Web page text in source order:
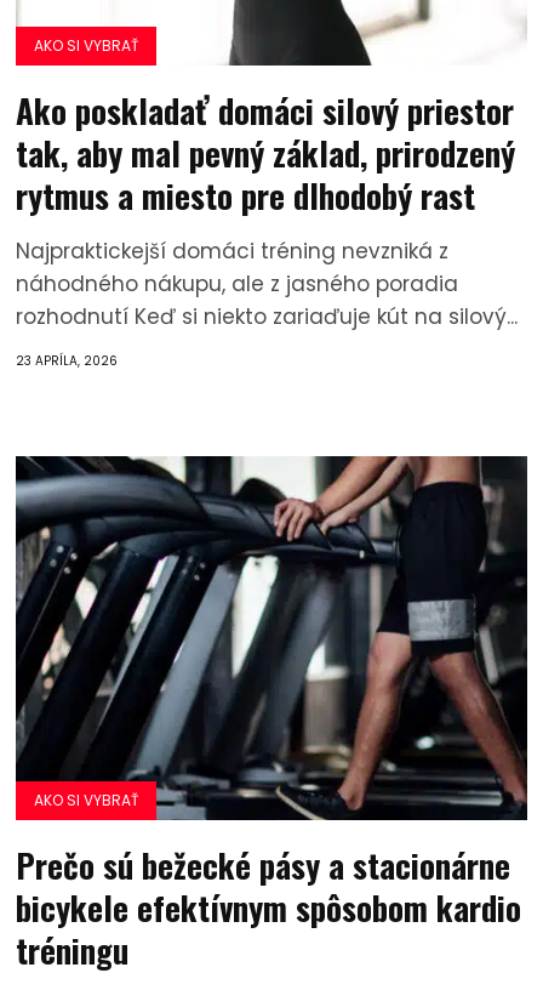
AKO SI VYBRAŤ
Ako poskladať domáci silový priestor
tak, aby mal pevný základ, prirodzený
rytmus a miesto pre dlhodobý rast
Najpraktickejší domáci tréning nevzniká z
náhodného nákupu, ale z jasného poradia
rozhodnutí Keď si niekto zariaďuje kút na silový...
23 APRÍLA, 2026
AKO SI VYBRAŤ
Prečo sú bežecké pásy a stacionárne
bicykele efektívnym spôsobom kardio
tréningu